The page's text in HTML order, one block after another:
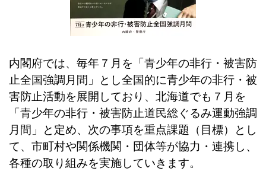
内閣府では、毎年７月を「青少年の非行・被害防
止全国強調月間」とし全国的に青少年の非行・被
害防止活動を展開しており、北海道でも７月を
「青少年の非行・被害防止道民総ぐるみ運動強調
月間」と定め、次の事項を重点課題（目標）とし
て、市町村や関係機関・団体等が協力・連携し、
各種の取り組みを実施していきます。